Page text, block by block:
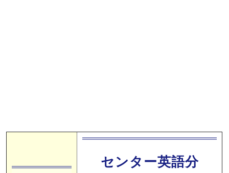
センター英語分